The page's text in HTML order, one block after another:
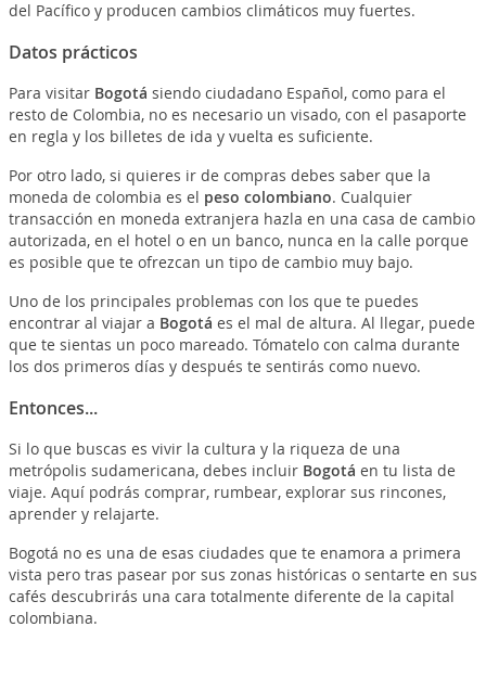
del Pacífico y producen cambios climáticos muy fuertes.
Datos prácticos
Para visitar Bogotá siendo ciudadano Español, como para el
resto de Colombia, no es necesario un visado, con el pasaporte
en regla y los billetes de ida y vuelta es suficiente.
Por otro lado, si quieres ir de compras debes saber que la
moneda de colombia es el peso colombiano. Cualquier
transacción en moneda extranjera hazla en una casa de cambio
autorizada, en el hotel o en un banco, nunca en la calle porque
es posible que te ofrezcan un tipo de cambio muy bajo.
Uno de los principales problemas con los que te puedes
encontrar al viajar a Bogotá es el mal de altura. Al llegar, puede
que te sientas un poco mareado. Tómatelo con calma durante
los dos primeros días y después te sentirás como nuevo.
Entonces...
Si lo que buscas es vivir la cultura y la riqueza de una
metrópolis sudamericana, debes incluir Bogotá en tu lista de
viaje. Aquí podrás comprar, rumbear, explorar sus rincones,
aprender y relajarte.
Bogotá no es una de esas ciudades que te enamora a primera
vista pero tras pasear por sus zonas históricas o sentarte en sus
cafés descubrirás una cara totalmente diferente de la capital
colombiana.